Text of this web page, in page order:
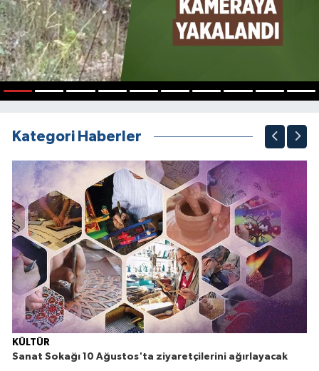
Kategori Haberler
KÜLTÜR
Sanat Sokağı 10 Ağustos'ta ziyaretçilerini ağırlayacak